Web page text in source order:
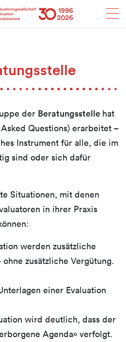
SEVAL
der Beratungsstelle hat
Questions) erarbeitet –
Instrument für alle, die im
sind oder sich dafür
Situationen, mit denen
in ihrer Praxis
werden zusätzliche
zusätzliche Vergütung.
einer Evaluation
wird deutlich, dass der
Agenda» verfolgt.